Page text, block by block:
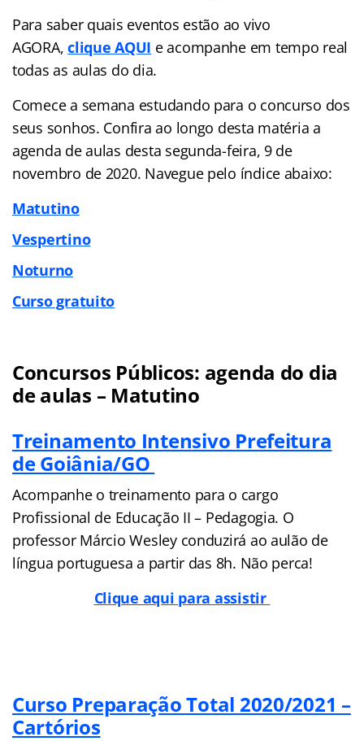
Para saber quais eventos estão ao vivo
AGORA,clique AQUI e acompanhe em tempo real
todas as aulas do dia.
Comece a semana estudando para o concurso dos
seus sonhos. Confira ao longo desta matéria a
agenda de aulas desta segunda-feira, 9 de
novembro de 2020. Navegue pelo índice abaixo:
Matutino
Vespertino
Noturno
Curso gratuito
Concursos Públicos: agenda do dia
de aulas – Matutino
Treinamento Intensivo Prefeitura
de Goiânia/GO
Acompanhe o treinamento para o cargo
Profissional de Educação II – Pedagogia. O
professor Márcio Wesley conduzirá ao aulão de
língua portuguesa a partir das 8h. Não perca!
Clique aqui para assistir
Curso Preparação Total 2020/2021 –
Cartórios